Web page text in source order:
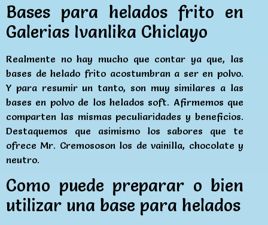
Bases para helados frito en
Galerias Ivanlika Chiclayo
Realmente no hay mucho que contar ya que, las
bases de helado frito acostumbran a ser en polvo.
Y para resumir un tanto, son muy similares a las
bases en polvo de los helados soft. Afirmemos que
comparten las mismas peculiaridades y beneficios.
Destaquemos que asimismo los sabores que te
ofrece Mr. Cremososon los de vainilla, chocolate y
neutro.
Como puede preparar o bien
utilizar una base para helados